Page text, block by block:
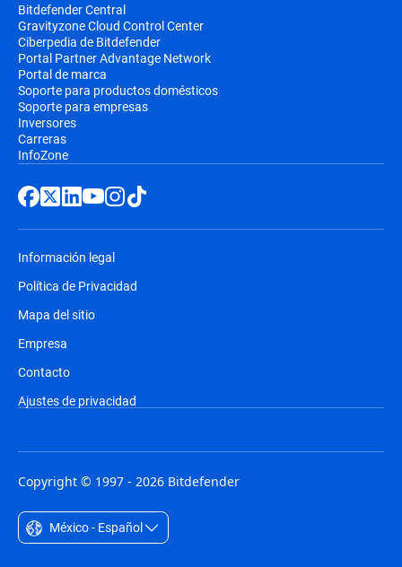
Bitdefender Central
Gravityzone Cloud Control Center
Ciberpedia de Bitdefender
Portal Partner Advantage Network
Portal de marca
Soporte para productos domésticos
Soporte para empresas
Inversores
Carreras
InfoZone
Información legal
Política de Privacidad
Mapa del sitio
Empresa
Contacto
Ajustes de privacidad
Copyright © 1997 - 2026 Bitdefender
México - Español